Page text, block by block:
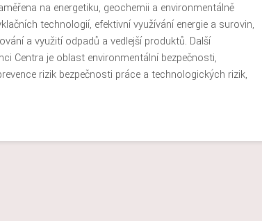
na energetiku, geochemii a environmentálně
technologií, efektivní využívání energie a surovin,
a využití odpadů a vedlejší produktů. Další
Centra je oblast environmentální bezpečnosti,
rizik bezpečnosti práce a technologických rizik,